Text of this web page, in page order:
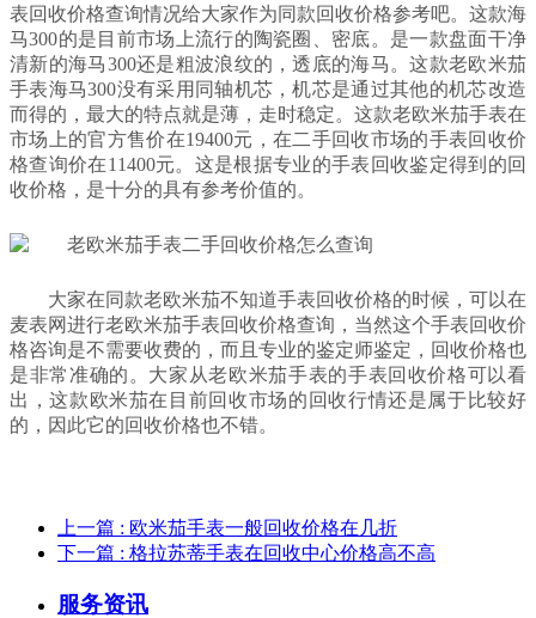
表回收价格查询情况给大家作为同款回收价格参考吧。这款海
马300的是目前市场上流行的陶瓷圈、密底。是一款盘面干净
清新的海马300还是粗波浪纹的，透底的海马。这款老欧米茄
手表海马300没有采用同轴机芯，机芯是通过其他的机芯改造
而得的，最大的特点就是薄，走时稳定。这款老欧米茄手表在
市场上的官方售价在19400元，在二手回收市场的手表回收价
格查询价在11400元。这是根据专业的手表回收鉴定得到的回
收价格，是十分的具有参考价值的。
大家在同款老欧米茄不知道手表回收价格的时候，可以在
麦表网进行老欧米茄手表回收价格查询，当然这个手表回收价
格咨询是不需要收费的，而且专业的鉴定师鉴定，回收价格也
是非常准确的。大家从老欧米茄手表的手表回收价格可以看
出，这款欧米茄在目前回收市场的回收行情还是属于比较好
的，因此它的回收价格也不错。
上一篇 : 欧米茄手表一般回收价格在几折
下一篇 : 格拉苏蒂手表在回收中心价格高不高
服务资讯